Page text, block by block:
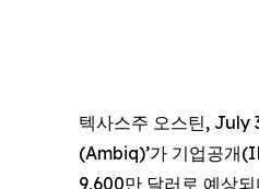
텍사스주 오스틴, July
(Ambiq)’가 기업공개
9,600만 달러로 예상